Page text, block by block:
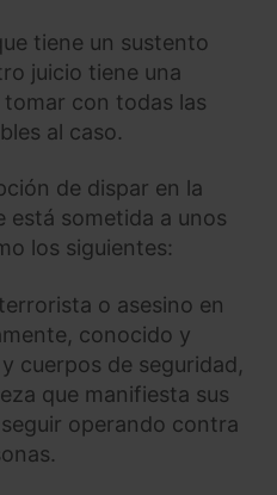
tiene un sustento
juicio tiene una
con todas las
al caso.
de dispar en la
está sometida a unos
los siguientes:
o asesino en
conocido y
cuerpos de seguridad,
que manifiesta sus
operando contra